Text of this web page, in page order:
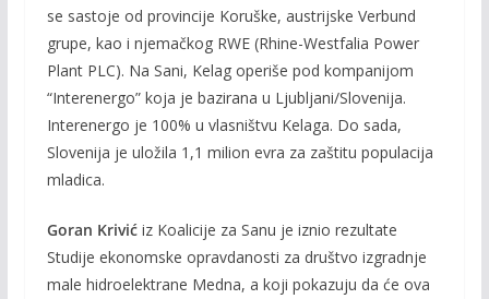
se sastoje od provincije Koruške, austrijske Verbund
grupe, kao i njemačkog RWE (Rhine-Westfalia Power
Plant PLC). Na Sani, Kelag operiše pod kompanijom
“Interenergo” koja je bazirana u Ljubljani/Slovenija.
Interenergo je 100% u vlasništvu Kelaga. Do sada,
Slovenija je uložila 1,1 milion evra za zaštitu populacija
mladica.
Goran Krivićiz Koalicije za Sanu je iznio rezultate
Studije ekonomske opravdanosti za društvo izgradnje
male hidroelektrane Medna, a koji pokazuju da će ova